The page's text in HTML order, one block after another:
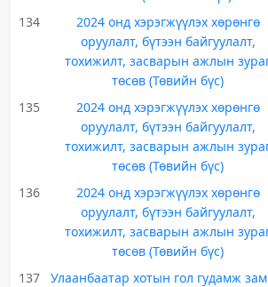
134
2024 онд хэрэгжүүлэх хөрөнгө
оруулалт, бүтээн байгуулалт,
тохижилт, засварын ажлын
төсөв (Төвийн бүс)
135
2024 онд хэрэгжүүлэх хөрөнгө
оруулалт, бүтээн байгуулалт,
тохижилт, засварын ажлын
төсөв (Төвийн бүс)
136
2024 онд хэрэгжүүлэх хөрөнгө
оруулалт, бүтээн байгуулалт,
тохижилт, засварын ажлын
төсөв (Төвийн бүс)
137
Улаанбаатар хотын гол гудамж